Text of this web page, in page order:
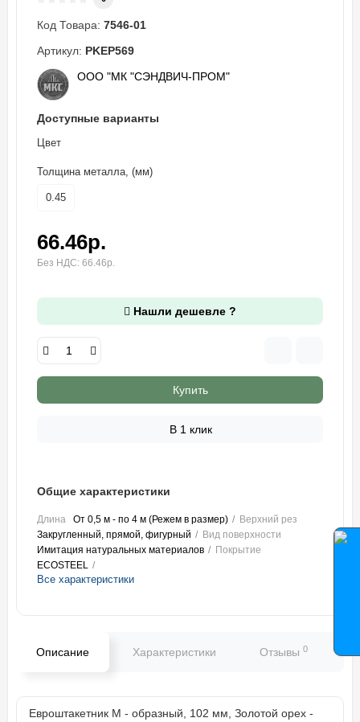
Код Товара: 7546-01
Артикул: PKEP569
ООО "МК "СЭНДВИЧ-ПРОМ"
Доступные варианты
Цвет
Толщина металла, (мм)
0.45
66.46р.
Без НДС: 66.46р.
Нашли дешевле ?
Купить
В 1 клик
Общие характеристики
Длина От 0,5 м - по 4 м (Режем в размер)
Верхний рез
Закругленный, прямой, фигурный
Вид поверхности
Имитация натуральных материалов
Покрытие
ECOSTEEL
Все характеристики
Описание Характеристики Отзывы 0
Евроштакетник М - образный, 102 мм, Золотой орех -